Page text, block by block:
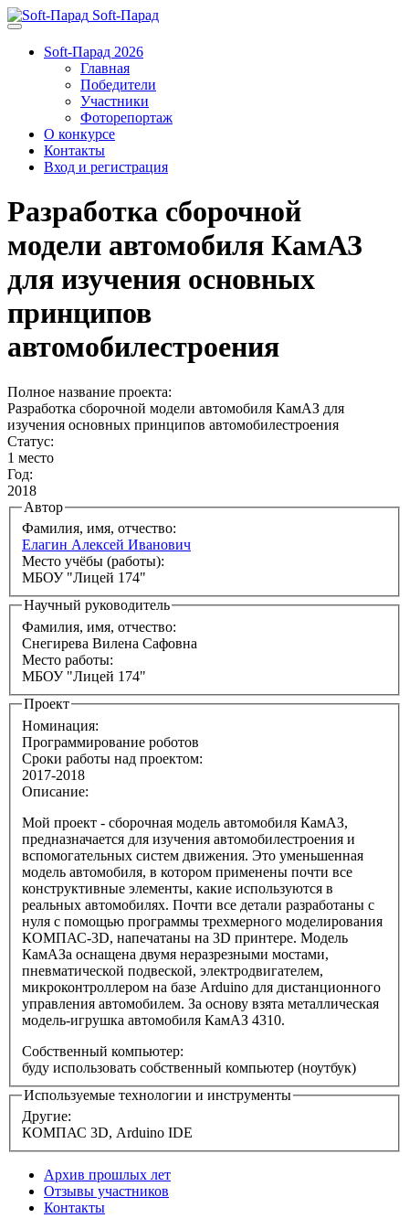
Soft-Парад
Soft-Парад 2026
Главная
Победители
Участники
Фоторепортаж
О конкурсе
Контакты
Вход и регистрация
Разработка сборочной
модели автомобиля КамАЗ
для изучения основных
принципов
автомобилестроения
Полное название проекта:
Разработка сборочной модели автомобиля КамАЗ для
изучения основных принципов автомобилестроения
Статус:
1 место
Год:
2018
Автор
Фамилия, имя, отчество:
Елагин Алексей Иванович
Место учёбы (работы):
МБОУ "Лицей 174"
Научный руководитель
Фамилия, имя, отчество:
Снегирева Вилена Сафовна
Место работы:
МБОУ "Лицей 174"
Проект
Номинация:
Программирование роботов
Сроки работы над проектом:
2017-2018
Описание:
Мой проект - сборочная модель автомобиля КамАЗ,
предназначается для изучения автомобилестроения и
вспомогательных систем движения. Это уменьшенная
модель автомобиля, в котором применены почти все
конструктивные элементы, какие используются в
реальных автомобилях. Почти все детали разработаны с
нуля с помощью программы трехмерного моделирования
КОМПАС-3D, напечатаны на 3D принтере. Модель
КамАЗа оснащена двумя неразрезными мостами,
пневматической подвеской, электродвигателем,
микроконтроллером на базе Arduino для дистанционного
управления автомобилем. За основу взята металлическая
модель-игрушка автомобиля КамАЗ 4310.
Собственный компьютер:
буду использовать собственный компьютер (ноутбук)
Используемые технологии и инструменты
Другие:
КОМПАС 3D, Arduino IDE
Архив прошлых лет
Отзывы участников
Контакты